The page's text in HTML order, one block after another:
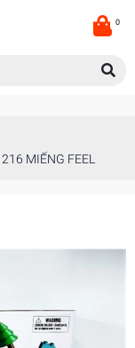
0
MIẾNG FEEL